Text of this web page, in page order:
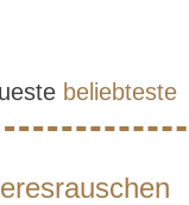
beliebteste